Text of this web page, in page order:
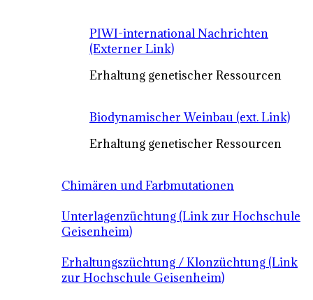
PIWI-international Nachrichten
(Externer Link)
Erhaltung genetischer Ressourcen
Biodynamischer Weinbau (ext. Link)
Erhaltung genetischer Ressourcen
Chimären und Farbmutationen
Unterlagenzüchtung (Link zur Hochschule
Geisenheim)
Erhaltungszüchtung / Klonzüchtung (Link
zur Hochschule Geisenheim)